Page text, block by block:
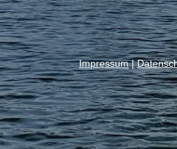
Impressum|